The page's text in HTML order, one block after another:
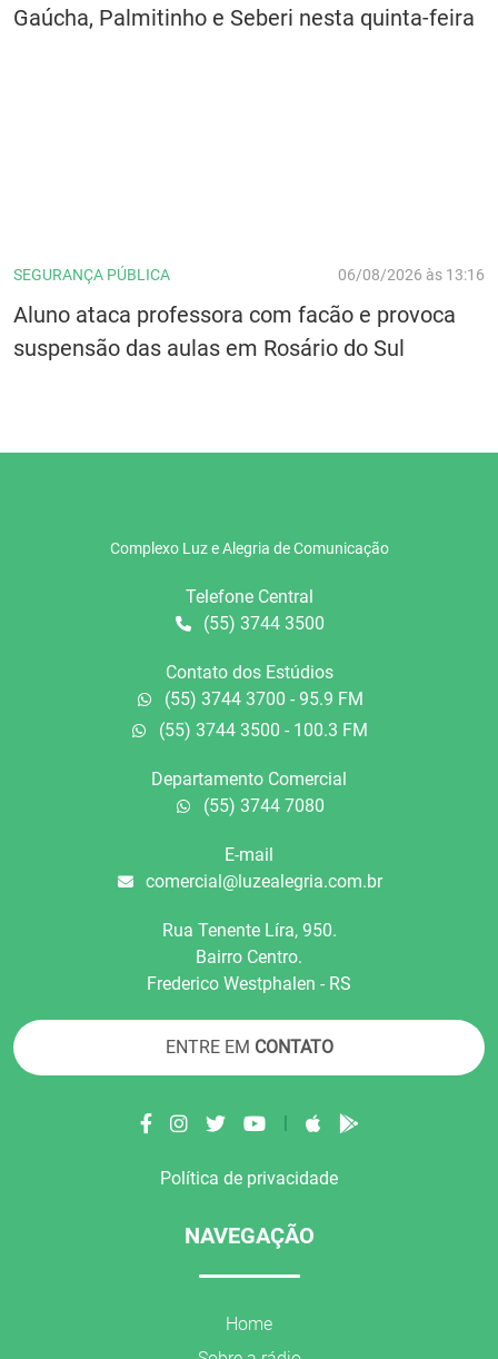
Gaúcha, Palmitinho e Seberi nesta quinta-feira
SEGURANÇA PÚBLICA 06/08/2026 às 13:16
Aluno ataca professora com facão e provoca
suspensão das aulas em Rosário do Sul
Complexo Luz e Alegria de Comunicação
Telefone Central
(55) 3744 3500
Contato dos Estúdios
(55) 3744 3700 - 95.9 FM
(55) 3744 3500 - 100.3 FM
Departamento Comercial
(55) 3744 7080
E-mail
comercial@luzealegria.com.br
Rua Tenente Líra, 950.
Bairro Centro.
Frederico Westphalen - RS
ENTRE EM CONTATO
|
Política de privacidade
NAVEGAÇÃO
Home